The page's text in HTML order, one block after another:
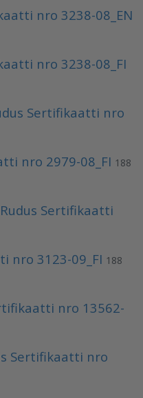
nro 3238-08_EN
nro 3238-08_FI
Sertifikaatti nro
nro 2979-08_FI 188
Sertifikaatti
nro 3123-09_FI 188
nro 13562-
Sertifikaatti nro